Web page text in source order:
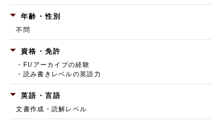
年齢・性別
不問
資格・免許
・FI/アーカイブの経験
・読み書きレベルの英語力
英語・言語
文書作成・読解レベル